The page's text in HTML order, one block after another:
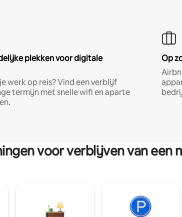
plekken voor digitale
werk op reis? Vind een verblijf
termijn met snelle wifi en aparte
Op
voor verblijven van een